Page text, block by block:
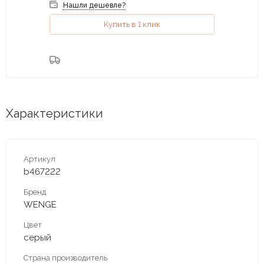
Нашли дешевле?
Купить в 1 клик
Характеристики
Артикул
b467222
Бренд
WENGE
Цвет
серый
Страна производитель